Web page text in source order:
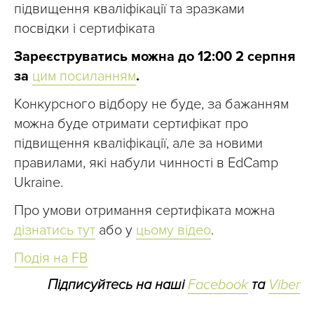
підвищення кваліфікації та зразками
посвідки і сертифіката
Зареєструватись можна до 12:00 2 серпня
за цим посиланням.
Конкурсного відбору не буде, за бажанням
можна буде отримати сертифікат про
підвищення кваліфікації, але за новими
правилами, які набули чинності в EdCamp
Ukraine.
Про умови отримання сертифіката можна
дізнатись тут або у цьому відео.
Подія на FB
Підписуйтесь на нашіFacebookта Viber